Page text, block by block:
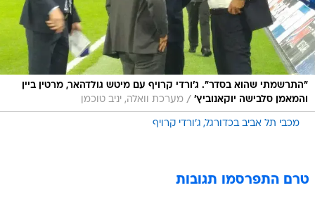
"התרשמתי שהוא בסדר". ג'ורדי קרויף עם מיטש גולדהאר, מרטין ביין
והמאמן סלבישה יוקאנוביץ' / מערכת וואלה, יניב טוכמן
מכבי תל אביב בכדורגל ג'ורדי קרויף
טרם התפרסמו תגובות